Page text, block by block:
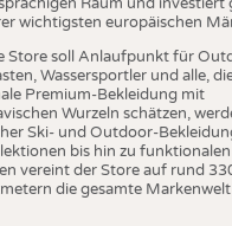
wichtigsten europäischen
Store soll Anlaufpunkt für
Wassersportler und alle,
Premium-Bekleidung mit
Wurzeln schätzen,
Ski- und Outdoor-
bis hin zu
vereint der Store auf rund
die gesamte